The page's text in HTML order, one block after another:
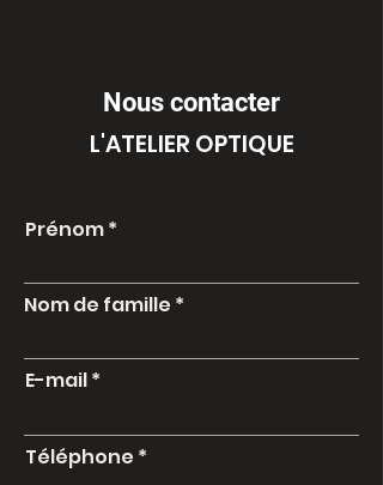
Nous contacter
L'ATELIER OPTIQUE
Prénom
Nom de famille
E-mail
Téléphone